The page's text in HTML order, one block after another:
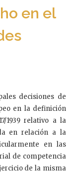
en el
decisiones de
en la definición
1939 relativo a la
en relación a la
en las
de competencia
de la misma